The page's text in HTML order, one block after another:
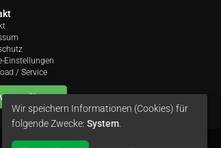
Einstellungen
/ Service
Sie uns
Wir speichern Informationen (Cookies) für
folgende Zwecke: System